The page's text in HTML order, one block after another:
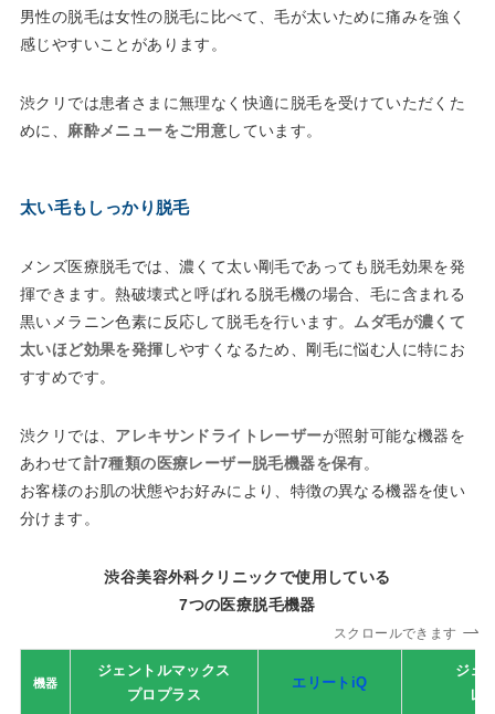
男性の脱毛は女性の脱毛に比べて、毛が太いために痛みを強く
感じやすいことがあります。
渋クリでは患者さまに無理なく快適に脱毛を受けていただくた
めに、 麻酔メニューをご用意しています。
太い毛もしっかり脱毛
メンズ医療脱毛では、濃くて太い剛毛であっても脱毛効果を発
揮できます。熱破壊式と呼ばれる脱毛機の場合、毛に含まれる
黒いメラニン色素に反応して脱毛を行います。 ムダ毛が濃くて
太いほど効果を発揮 しやすくなるため、剛毛に悩む人に特にお
すすめです。
渋クリでは、 アレキサンドライトレーザーが照射可能な機器を
あわせて計7種類の医療レーザー脱毛機器を保有。
お客様のお肌の状態やお好みにより、特徴の異なる機器を使い
分けます。
渋谷美容外科クリニックで使用している
7つの医療脱毛機器
スクロールできます
機器
ジェントルマックス
プロプラス
エリートiQ
ジェ
レ